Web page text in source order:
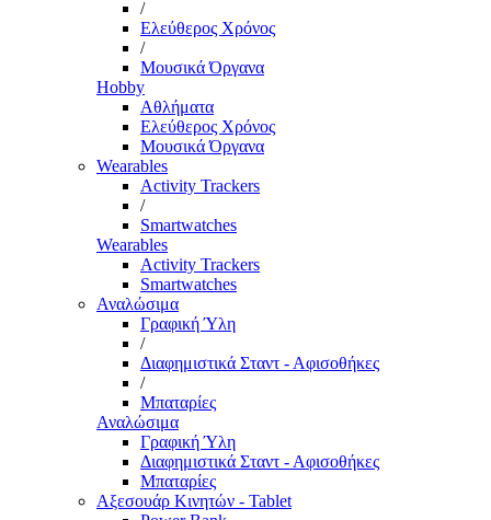
/
Ελεύθερος Χρόνος
/
Μουσικά Όργανα
Hobby
Αθλήματα
Ελεύθερος Χρόνος
Μουσικά Όργανα
Wearables
Activity Trackers
/
Smartwatches
Wearables
Activity Trackers
Smartwatches
Αναλώσιμα
Γραφική Ύλη
/
Διαφημιστικά Σταντ - Αφισοθήκες
/
Μπαταρίες
Αναλώσιμα
Γραφική Ύλη
Διαφημιστικά Σταντ - Αφισοθήκες
Μπαταρίες
Αξεσουάρ Κινητών - Tablet